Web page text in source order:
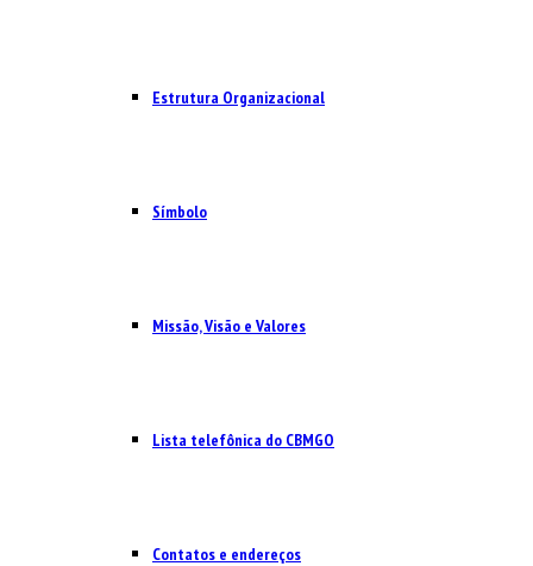
Estrutura Organizacional
Símbolo
Missão, Visão e Valores
Lista telefônica do CBMGO
Contatos e endereços